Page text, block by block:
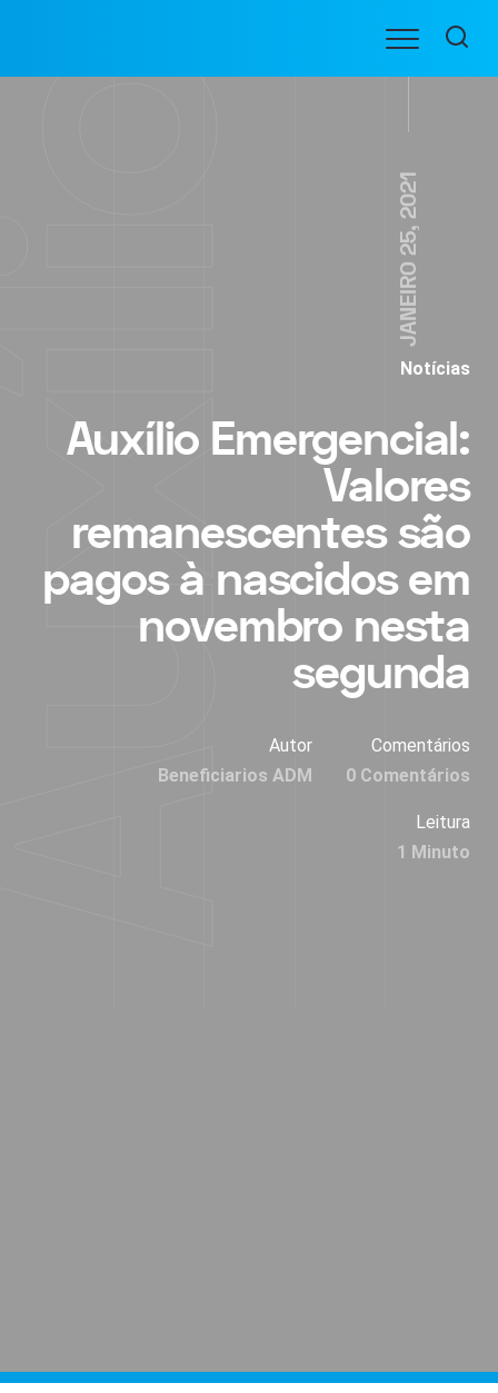
BENEFICIARIOS
Menu
JANEIRO 25, 2021
Notícias
Auxílio Emergencial:
Valores
remanescentes são
pagos à nascidos em
novembro nesta
segunda
Autor
Beneficiarios ADM
Comentários
0 Comentários
Leitura
1 Minuto